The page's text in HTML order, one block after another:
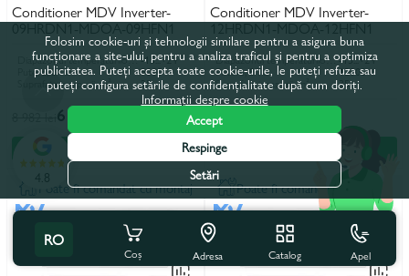
Conditioner MDV Inverter-
09HRDN1-MDOA-09HFN1
Diapazonul temperaturilor de funcționare, încălzire, °C-15...+24
Putere, BTU 9000
Suprafata incaperii, m² 25
6 287 lei
Conditioner MDV Inverter-
12HRDN1-MDOA-12HFN1
Diapazonul temperaturilor de funcționare, încălzire, °C-15...+24
Putere, BTU 12000
Suprafata incaperii, m² 35
9 900 lei
În rate
Poate fi comandat cu montaj Poate fi comandat cu montaj
RO
Coș Adresa Catalog Apel
4.8
Folosim cookie-uri și tehnologii similare pentru a asigura buna
funcționare a site-ului, pentru a analiza traficul și pentru a optimiza
publicitatea. Puteți accepta toate cookie-urile, le puteți refuza sau
puteți configura setările de confidențialitate după cum doriți.
Informații despre cookie
Accept
Respinge
Setări